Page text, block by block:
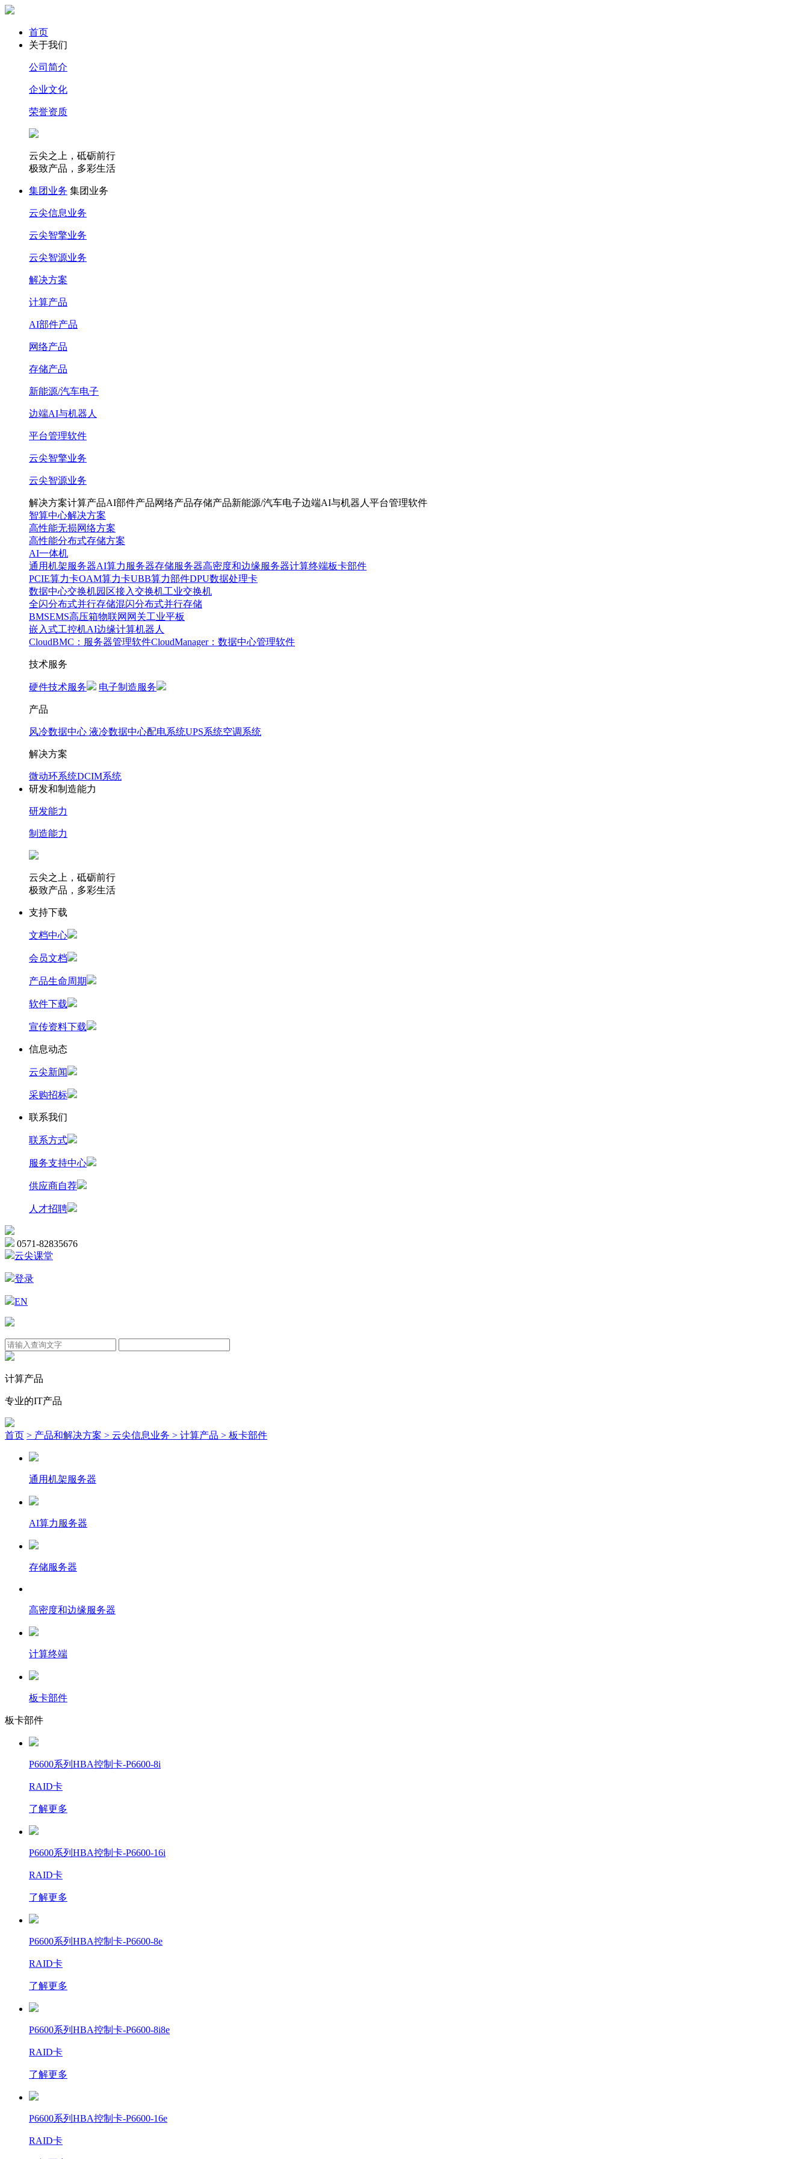
首页
关于我们
公司简介
企业文化
荣誉资质
云尖之上，砥砺前行
极致产品，多彩生活
集团业务 集团业务
云尖信息业务
云尖智擎业务
云尖智源业务
解决方案
计算产品
AI部件产品
网络产品
存储产品
新能源/汽车电子
边端AI与机器人
平台管理软件
云尖智擎业务
云尖智源业务
解决方案计算产品AI部件产品网络产品存储产品新能源/汽车电子边端AI与机器人 平台管理软件
智算中心解决方案
高性能无损网络方案
高性能分布式存储方案
AI一体机
通用机架服务器AI算力服务器存储服务器高密度和边缘服务器计算终端板卡部件
PCIE算力卡OAM算力卡UBB算力部件DPU数据处理卡
数据中心交换机园区接入交换机工业交换机
全闪分布式并行存储混闪分布式并行存储
BMSEMS高压箱物联网网关工业平板
嵌入式工控机AI边缘计算机器人
CloudBMC：服务器管理软件CloudManager：数据中心管理软件
技术服务
硬件技术服务 电子制造服务
产品
风冷数据中心 液冷数据中心配电系统UPS系统空调系统
解决方案
微动环系统DCIM系统
研发和制造能力
研发能力
制造能力
云尖之上，砥砺前行
极致产品，多彩生活
支持下载
文档中心
会员文档
产品生命周期
软件下载
宣传资料下载
信息动态
云尖新闻
采购招标
联系我们
联系方式
服务支持中心
供应商自荐
人才招聘
0571-82835676
云尖课堂
登录
EN
计算产品
专业的IT产品
首页 > 产品和解决方案 > 云尖信息业务 > 计算产品 > 板卡部件
通用机架服务器
AI算力服务器
存储服务器
高密度和边缘服务器
计算终端
板卡部件
板卡部件
P6600系列HBA控制卡-P6600-8i
RAID卡
了解更多
P6600系列HBA控制卡-P6600-16i
RAID卡
了解更多
P6600系列HBA控制卡-P6600-8e
RAID卡
了解更多
P6600系列HBA控制卡-P6600-8i8e
RAID卡
了解更多
P6600系列HBA控制卡-P6600-16e
RAID卡